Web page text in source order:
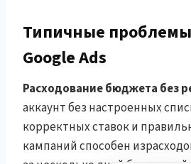
Типичные
Google Ads
Расходование бюджета без
аккаунт без настроенных
корректных ставок и
кампаний способен